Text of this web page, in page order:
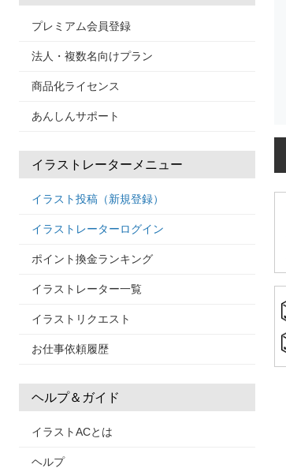
プレミアム会員登録
法人・複数名向けプラン
商品化ライセンス
あんしんサポート
イラストレーターメニュー
イラスト投稿（新規登録）
イラストレーターログイン
ポイント換金ランキング
イラストレーター一覧
イラストリクエスト
お仕事依頼履歴
ヘルプ＆ガイド
イラストACとは
ヘルプ